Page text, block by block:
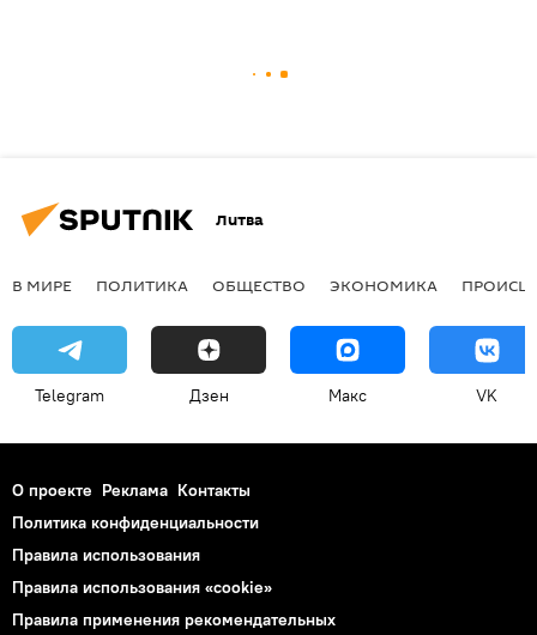
Литва
В МИРЕ ПОЛИТИКА ОБЩЕСТВО ЭКОНОМИКА
Telegram Дзен Макс VK
О проекте Реклама Контакты
Политика конфиденциальности
Правила использования
Правила использования «cookie»
Правила применения рекомендательных